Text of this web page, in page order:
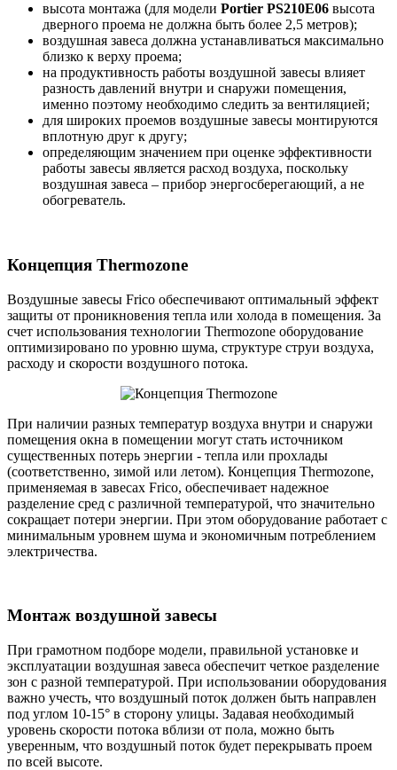
высота монтажа (для модели Portier PS210E06 высота
дверного проема не должна быть более 2,5 метров);
воздушная завеса должна устанавливаться максимально
близко к верху проема;
на продуктивность работы воздушной завесы влияет
разность давлений внутри и снаружи помещения,
именно поэтому необходимо следить за вентиляцией;
для широких проемов воздушные завесы монтируются
вплотную друг к другу;
определяющим значением при оценке эффективности
работы завесы является расход воздуха, поскольку
воздушная завеса – прибор энергосберегающий, а не
обогреватель.
Концепция Thermozone
Воздушные завесы Frico обеспечивают оптимальный эффект
защиты от проникновения тепла или холода в помещения. За
счет использования технологии Thermozone оборудование
оптимизировано по уровню шума, структуре струи воздуха,
расходу и скорости воздушного потока.
При наличии разных температур воздуха внутри и снаружи
помещения окна в помещении могут стать источником
существенных потерь энергии - тепла или прохлады
(соответственно, зимой или летом). Концепция Thermozone,
применяемая в завесах Frico, обеспечивает надежное
разделение сред с различной температурой, что значительно
сокращает потери энергии. При этом оборудование работает с
минимальным уровнем шума и экономичным потреблением
электричества.
Монтаж воздушной завесы
При грамотном подборе модели, правильной установке и
эксплуатации воздушная завеса обеспечит четкое разделение
зон с разной температурой. При использовании оборудования
важно учесть, что воздушный поток должен быть направлен
под углом 10-15° в сторону улицы. Задавая необходимый
уровень скорости потока вблизи от пола, можно быть
уверенным, что воздушный поток будет перекрывать проем
по всей высоте.